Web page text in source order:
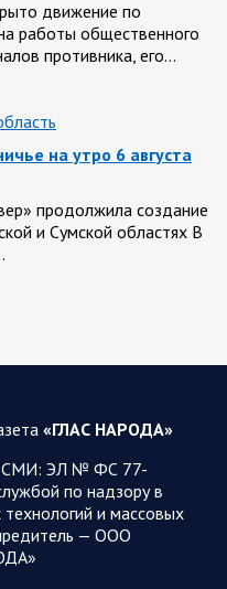
движение по
работы общественного
противника, его…
на утро 6 августа
продолжила создание
и Сумской областях В
5 августа 2026 года
что в Вене состоялась
Франции и
«ГЛАС НАРОДА»
СМИ: ЭЛ № ФС 77-
по надзору в
и массовых
— ООО